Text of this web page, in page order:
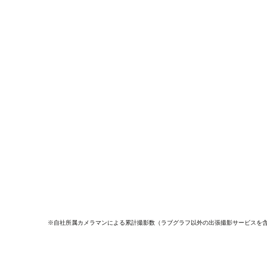
※自社所属カメラマンによる累計撮影数（ラブグラフ以外の出張撮影サービスを